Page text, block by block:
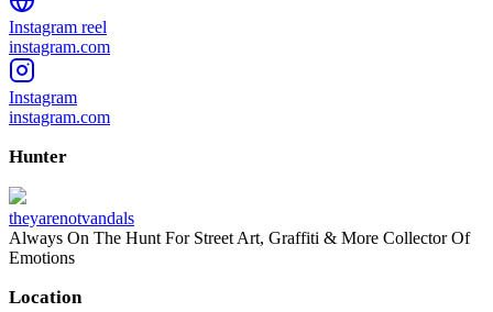
Instagram reel
instagram.com
Instagram
instagram.com
Hunter
theyarenotvandals
Always On The Hunt For Street Art, Graffiti & More Collector Of
Emotions
Location